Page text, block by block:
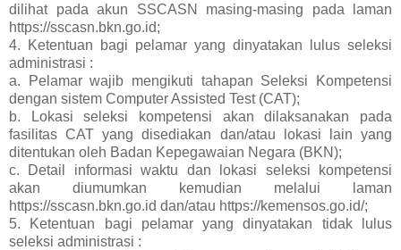
dilihat pada akun SSCASN masing-masing pada laman
https://sscasn.bkn.go.id;
4. Ketentuan bagi pelamar yang dinyatakan lulus seleksi
administrasi :
a. Pelamar wajib mengikuti tahapan Seleksi Kompetensi
dengan sistem Computer Assisted Test (CAT);
b. Lokasi seleksi kompetensi akan dilaksanakan pada
fasilitas CAT yang disediakan dan/atau lokasi lain yang
ditentukan oleh Badan Kepegawaian Negara (BKN);
c. Detail informasi waktu dan lokasi seleksi kompetensi
akan diumumkan kemudian melalui laman
https://sscasn.bkn.go.id dan/atau https://kemensos.go.id/;
5. Ketentuan bagi pelamar yang dinyatakan tidak lulus
seleksi administrasi :